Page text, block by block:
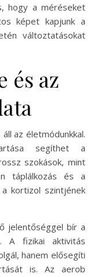
hogy a méréseket
képet kapjunk a
változtatásokat
és az
az életmódunkkal.
segíthet a
szokások, mint
táplálkozás és a
kortizol szintjének
jelentőséggel bír a
A fizikai aktivitás
hanem elősegíti
is. Az aerob